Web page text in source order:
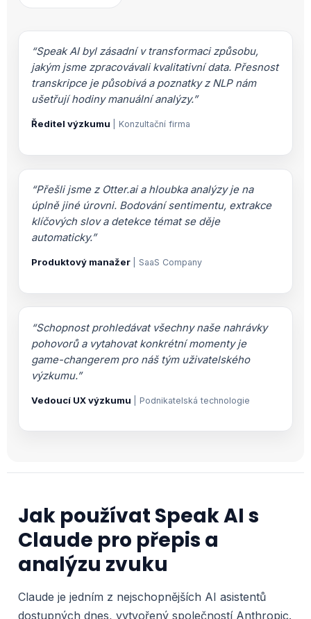
“Speak AI byl zásadní v transformaci způsobu,
jakým jsme zpracovávali kvalitativní data. Přesnost
transkripce je působivá a poznatky z NLP nám
ušetřují hodiny manuální analýzy.”
Ředitel výzkumu | Konzultační firma
“Přešli jsme z Otter.ai a hloubka analýzy je na
úplně jiné úrovni. Bodování sentimentu, extrakce
klíčových slov a detekce témat se děje
automaticky.”
Produktový manažer | SaaS Company
“Schopnost prohledávat všechny naše nahrávky
pohovorů a vytahovat konkrétní momenty je
game-changerem pro náš tým uživatelského
výzkumu.”
Vedoucí UX výzkumu | Podnikatelská technologie
Jak používat Speak AI s
Claude pro přepis a
analýzu zvuku
Claude je jedním z nejschopnějších AI asistentů
dostupných dnes, vytvořený společností Anthropic.